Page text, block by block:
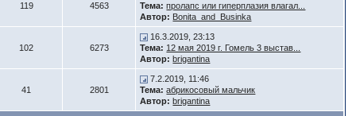
119 4563
Тема: пролапс или гиперплазия влагал...
Автор: Bonita_and_Businka
102 6273
16.3.2019, 23:13
Тема: 12 мая 2019 г. Гомель 3 выстав...
Автор: brigantina
41 2801
7.2.2019, 11:46
Тема: абрикосовый мальчик
Автор: brigantina